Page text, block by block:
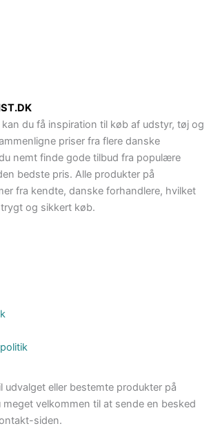
du få inspiration til køb af udstyr, tøj og
priser fra flere danske
nemt finde gode tilbud fra populære
bedste pris. Alle produkter på
fra kendte, danske forhandlere, hvilket
og sikkert køb.
udvalget eller bestemte produkter på
meget velkommen til at sende en besked
siden.